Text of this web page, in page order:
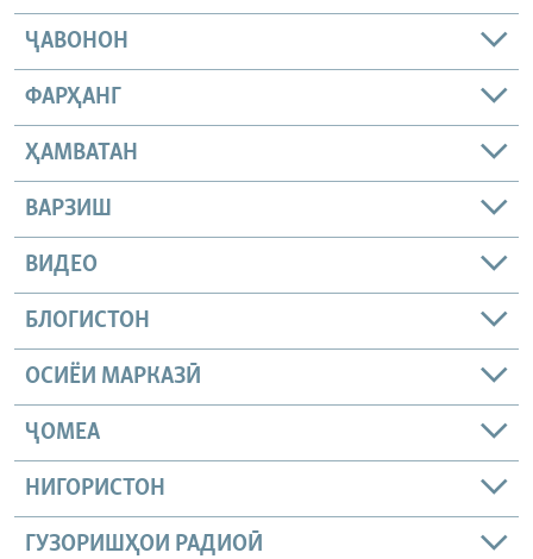
ҶАВОНОН
ФАРҲАНГ
ҲАМВАТАН
ВАРЗИШ
ВИДЕО
БЛОГИСТОН
ОСИЁИ МАРКАЗӢ
ҶОМEА
НИГОРИСТОН
ГУЗОРИШҲОИ РАДИОӢ